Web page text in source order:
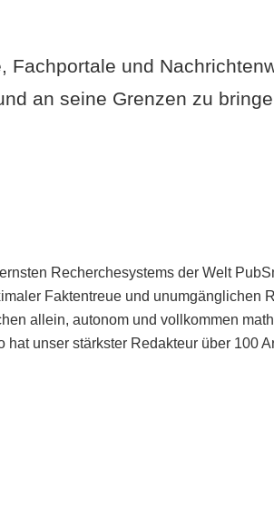
und
an seine Grenzen zu
Recherchesystems der Welt
Faktentreue und unumgänglichen
allein, autonom und vollkommen
unser stärkster Redakteur über 100